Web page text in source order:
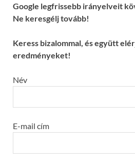
Google legfrissebb irányelveit
Ne keresgélj tovább!
Keress bizalommal, és együtt
eredményeket!
Név
E-mail cím